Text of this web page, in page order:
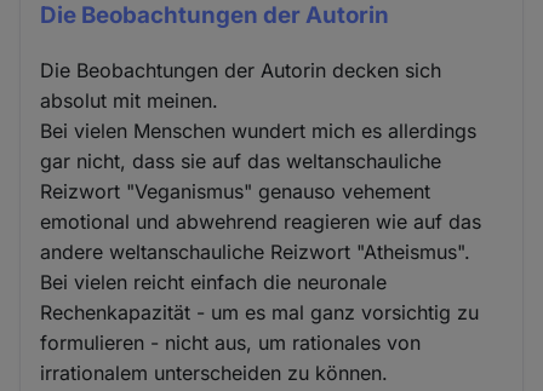
Die Beobachtungen der Autorin
Die Beobachtungen der Autorin decken sich
absolut mit meinen.
Bei vielen Menschen wundert mich es allerdings
gar nicht, dass sie auf das weltanschauliche
Reizwort "Veganismus" genauso vehement
emotional und abwehrend reagieren wie auf das
andere weltanschauliche Reizwort "Atheismus".
Bei vielen reicht einfach die neuronale
Rechenkapazität - um es mal ganz vorsichtig zu
formulieren - nicht aus, um rationales von
irrationalem unterscheiden zu können.